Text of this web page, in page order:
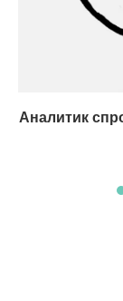
Аналитик